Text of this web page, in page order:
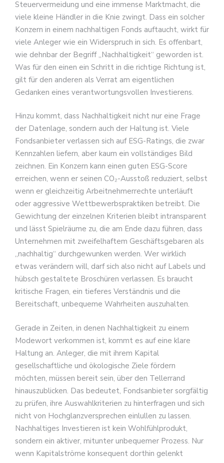
Steuervermeidung und eine immense Marktmacht, die
viele kleine Händler in die Knie zwingt. Dass ein solcher
Konzern in einem nachhaltigen Fonds auftaucht, wirkt für
viele Anleger wie ein Widerspruch in sich. Es offenbart,
wie dehnbar der Begriff „Nachhaltigkeit“ geworden ist.
Was für den einen ein Schritt in die richtige Richtung ist,
gilt für den anderen als Verrat am eigentlichen
Gedanken eines verantwortungsvollen Investierens.
Hinzu kommt, dass Nachhaltigkeit nicht nur eine Frage
der Datenlage, sondern auch der Haltung ist. Viele
Fondsanbieter verlassen sich auf ESG-Ratings, die zwar
Kennzahlen liefern, aber kaum ein vollständiges Bild
zeichnen. Ein Konzern kann einen guten ESG-Score
erreichen, wenn er seinen CO₂-Ausstoß reduziert, selbst
wenn er gleichzeitig Arbeitnehmerrechte unterläuft
oder aggressive Wettbewerbspraktiken betreibt. Die
Gewichtung der einzelnen Kriterien bleibt intransparent
und lässt Spielräume zu, die am Ende dazu führen, dass
Unternehmen mit zweifelhaftem Geschäftsgebaren als
„nachhaltig“ durchgewunken werden. Wer wirklich
etwas verändern will, darf sich also nicht auf Labels und
hübsch gestaltete Broschüren verlassen. Es braucht
kritische Fragen, ein tieferes Verständnis und die
Bereitschaft, unbequeme Wahrheiten auszuhalten.
Gerade in Zeiten, in denen Nachhaltigkeit zu einem
Modewort verkommen ist, kommt es auf eine klare
Haltung an. Anleger, die mit ihrem Kapital
gesellschaftliche und ökologische Ziele fördern
möchten, müssen bereit sein, über den Tellerrand
hinauszublicken. Das bedeutet, Fondsanbieter sorgfältig
zu prüfen, ihre Auswahlkriterien zu hinterfragen und sich
nicht von Hochglanzversprechen einlullen zu lassen.
Nachhaltiges Investieren ist kein Wohlfühlprodukt,
sondern ein aktiver, mitunter unbequemer Prozess. Nur
wenn Kapitalströme konsequent dorthin gelenkt